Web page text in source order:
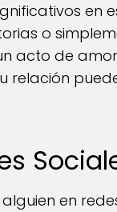
o
acto de
en